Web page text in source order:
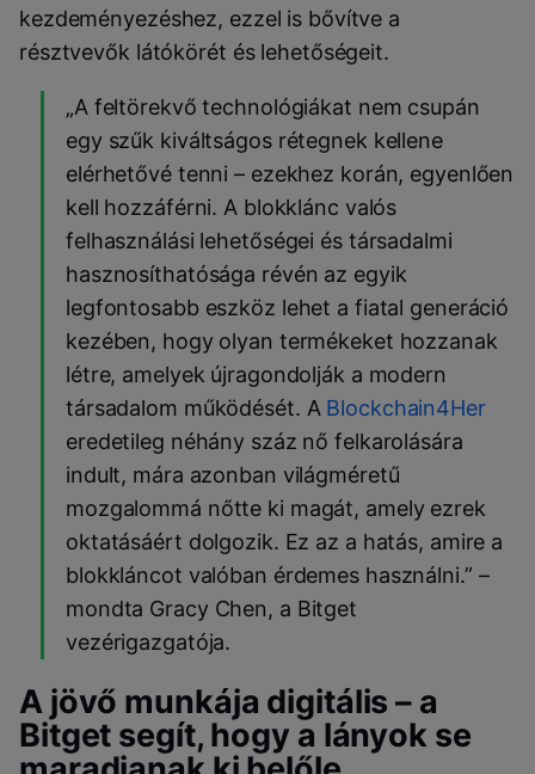
kezdeményezéshez, ezzel is bővítve a
résztvevők látókörét és lehetőségeit.
„A feltörekvő technológiákat nem csupán
egy szűk kiváltságos rétegnek kellene
elérhetővé tenni – ezekhez korán, egyenlően
kell hozzáférni. A blokklánc valós
felhasználási lehetőségei és társadalmi
hasznosíthatósága révén az egyik
legfontosabb eszköz lehet a fiatal generáció
kezében, hogy olyan termékeket hozzanak
létre, amelyek újragondolják a modern
társadalom működését. A Blockchain4Her
eredetileg néhány száz nő felkarolására
indult, mára azonban világméretű
mozgalommá nőtte ki magát, amely ezrek
oktatásáért dolgozik. Ez az a hatás, amire a
blokkláncot valóban érdemes használni.” –
mondta Gracy Chen, a Bitget
vezérigazgatója.
A jövő munkája digitális – a
Bitget segít, hogy a lányok se